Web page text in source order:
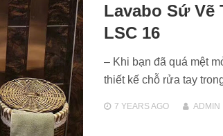
Lavabo Sứ Vẽ
LSC 16
– Khi bạn đã quá mệt
thiết kế chỗ rửa tay
7 YEARSAGO ADMIN